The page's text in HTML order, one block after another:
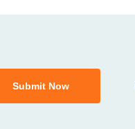
Submit Now